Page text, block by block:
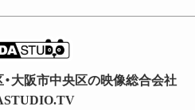
大阪市中央区の映像総合会社